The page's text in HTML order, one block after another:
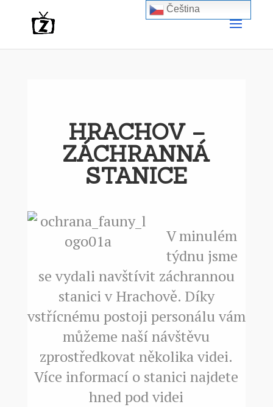
HRACHOV –
ZÁCHRANNÁ
STANICE
V minulém
týdnu jsme
se vydali navštívit záchrannou
stanici v Hrachově. Díky
vstřícnému postoji personálu vám
můžeme naší návštěvu
zprostředkovat několika videi.
Více informací o stanici najdete
hned pod videi
Čeština‎